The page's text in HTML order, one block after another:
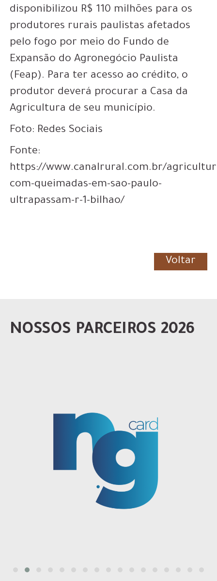
disponibilizou R$ 110 milhões para os
produtores rurais paulistas afetados
pelo fogo por meio do Fundo de
Expansão do Agronegócio Paulista
(Feap). Para ter acesso ao crédito, o
produtor deverá procurar a Casa da
Agricultura de seu município.
Foto: Redes Sociais
Fonte:
https://www.canalrural.com.br/
com-queimadas-em-sao-paulo-
ultrapassam-r-1-bilhao/
Voltar
NOSSOS PARCEIROS 2026